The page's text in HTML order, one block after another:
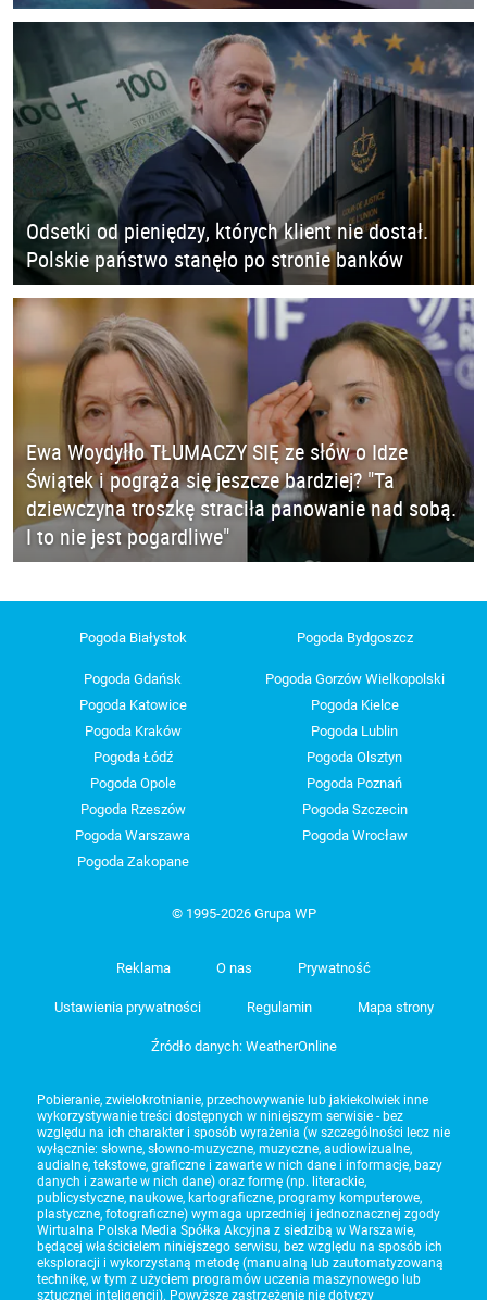
Odsetki od pieniędzy, których klient nie dostał.
Polskie państwo stanęło po stronie banków
Ewa Woydyłło TŁUMACZY SIĘ ze słów o Idze
Świątek i pogrąża się jeszcze bardziej? "Ta
dziewczyna troszkę straciła panowanie nad sobą.
I to nie jest pogardliwe"
Pogoda Białystok Pogoda Bydgoszcz
Pogoda Gdańsk
Pogoda Gorzów Wielkopolski
Pogoda Katowice
Pogoda Kielce
Pogoda Kraków
Pogoda Lublin
Pogoda Łódź
Pogoda Olsztyn
Pogoda Opole
Pogoda Poznań
Pogoda Rzeszów
Pogoda Szczecin
Pogoda Warszawa
Pogoda Wrocław
Pogoda Zakopane
© 1995-2026 Grupa WP
Reklama O nas Prywatność
Ustawienia prywatności Regulamin Mapa strony
Źródło danych: WeatherOnline
Pobieranie, zwielokrotnianie, przechowywanie lub jakiekolwiek inne
wykorzystywanie treści dostępnych w niniejszym serwisie - bez
względu na ich charakter i sposób wyrażenia (w szczególności lecz nie
wyłącznie: słowne, słowno-muzyczne, muzyczne, audiowizualne,
audialne, tekstowe, graficzne i zawarte w nich dane i informacje, bazy
danych i zawarte w nich dane) oraz formę (np. literackie,
publicystyczne, naukowe, kartograficzne, programy komputerowe,
plastyczne, fotograficzne) wymaga uprzedniej i jednoznacznej zgody
Wirtualna Polska Media Spółka Akcyjna z siedzibą w Warszawie,
będącej właścicielem niniejszego serwisu, bez względu na sposób ich
eksploracji i wykorzystaną metodę (manualną lub zautomatyzowaną
technikę, w tym z użyciem programów uczenia maszynowego lub
sztucznej inteligencji). Powyższe zastrzeżenie nie dotyczy